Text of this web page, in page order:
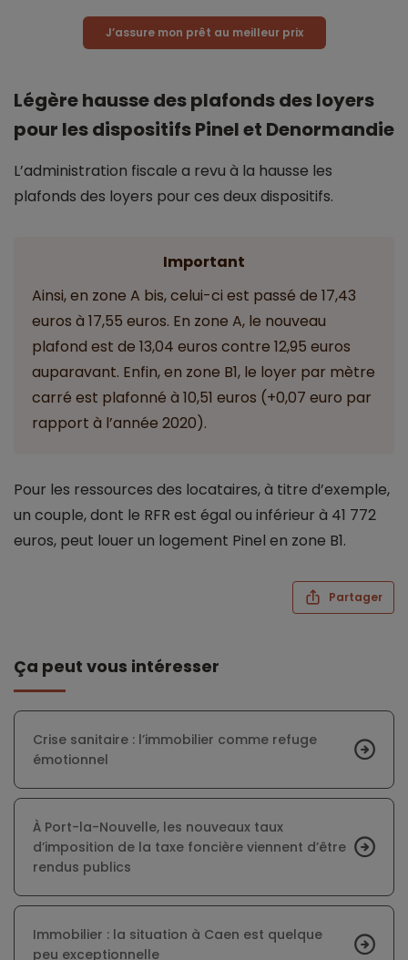
J’assure mon prêt au meilleur prix
Légère hausse des plafonds des loyers
pour les dispositifs Pinel et Denormandie
L’administration fiscale a revu à la hausse les
plafonds des loyers pour ces deux dispositifs.
Important
Ainsi, en zone A bis, celui-ci est passé de 17,43
euros à 17,55 euros. En zone A, le nouveau
plafond est de 13,04 euros contre 12,95 euros
auparavant. Enfin, en zone B1, le loyer par mètre
carré est plafonné à 10,51 euros (+0,07 euro par
rapport à l’année 2020).
Pour les ressources des locataires, à titre d’exemple,
un couple, dont le RFR est égal ou inférieur à 41 772
euros, peut louer un logement Pinel en zone B1.
Partager
Ça peut vous intéresser
Crise sanitaire : l’immobilier comme refuge
émotionnel
À Port-la-Nouvelle, les nouveaux taux
d’imposition de la taxe foncière viennent d’être
rendus publics
Immobilier : la situation à Caen est quelque
peu exceptionnelle